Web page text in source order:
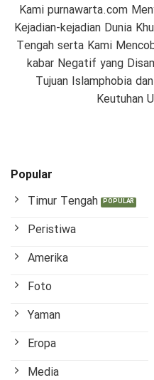
Kami purnawarta.com
Kejadian-kejadian Dunia
Tengah serta Kami
kabar Negatif yang
Tujuan Islamphobia
Keutuhan
Popular
Timur Tengah
Peristiwa
Amerika
Foto
Yaman
Eropa
Media